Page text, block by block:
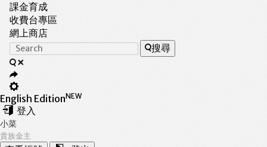
課金育成
收費台專區
網上商店
Search
搜尋
English EditionNEW
登入
小菜
貴族金主